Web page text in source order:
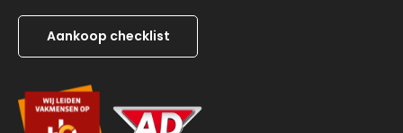
Aankoop checklist